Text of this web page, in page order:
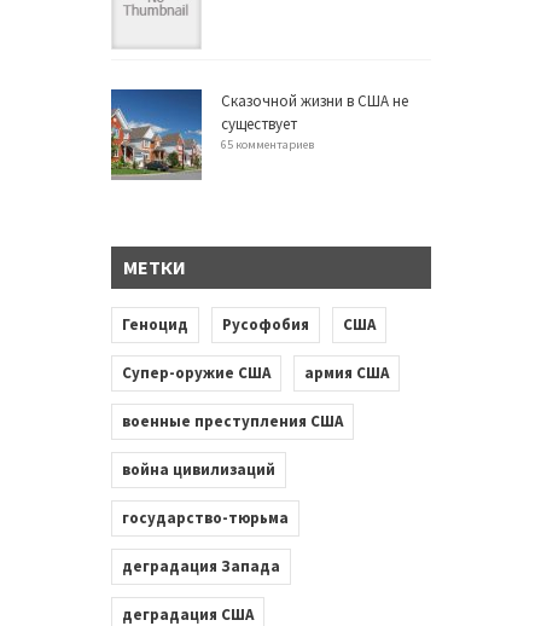
Сказочной жизни в США не
существует
65 комментариев
МЕТКИ
Геноцид Русофобия США
Супер-оружие США армия США
военные преступления США
война цивилизаций
государство-тюрьма
деградация Запада
деградация США